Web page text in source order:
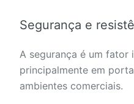
Segurança e
A segurança é um fator
principalmente em
ambientes comerciais.